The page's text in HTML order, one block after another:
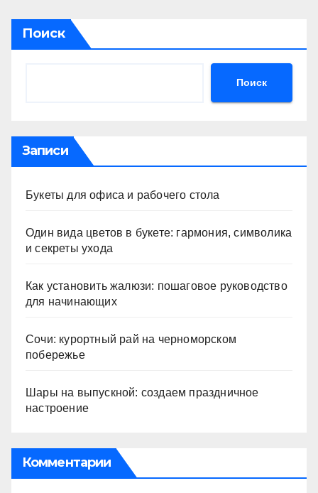
Поиск
Поиск
Записи
Букеты для офиса и рабочего стола
Один вида цветов в букете: гармония, символика
и секреты ухода
Как установить жалюзи: пошаговое руководство
для начинающих
Сочи: курортный рай на черноморском
побережье
Шары на выпускной: создаем праздничное
настроение
Комментарии